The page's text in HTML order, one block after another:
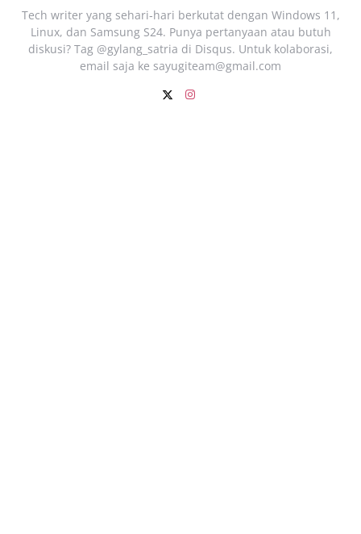
Tech writer yang sehari‑hari berkutat dengan Windows 11,
Linux, dan Samsung S24. Punya pertanyaan atau butuh
diskusi? Tag @gylang_satria di Disqus. Untuk kolaborasi,
email saja ke sayugiteam@gmail.com